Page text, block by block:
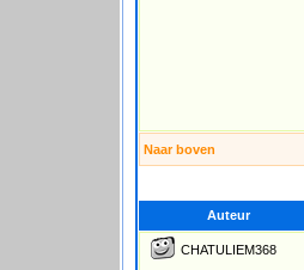
Naar boven
Auteur
CHATULIEM368